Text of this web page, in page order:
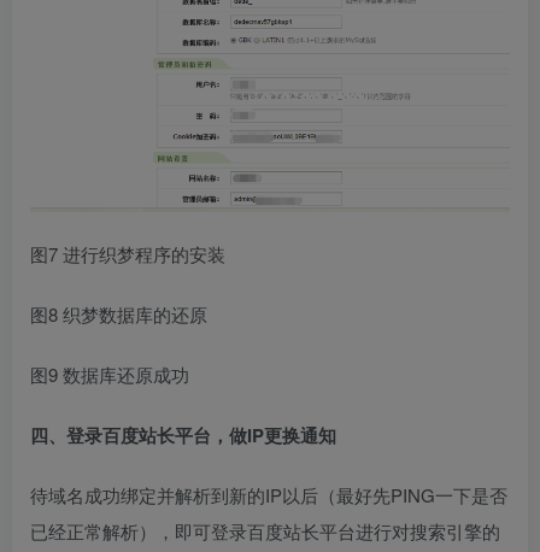
图7 进行织梦程序的安装
图8 织梦数据库的还原
图9 数据库还原成功
四、登录百度站长平台，做IP更换通知
待域名成功绑定并解析到新的IP以后（最好先PING一下是否
已经正常解析），即可登录百度站长平台进行对搜索引擎的